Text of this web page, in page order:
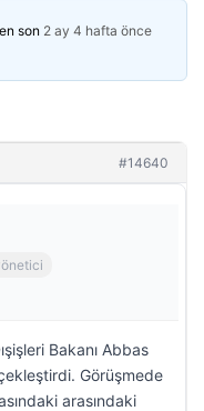
son 2 ay 4 hafta önce
#14640
Bakanı Abbas
Görüşmede
arasındaki